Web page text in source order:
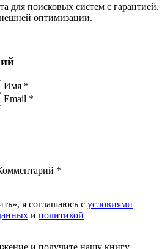
для поисковых систем с гарантией.
оптимизации.
Имя *
Email *
*
я соглашаюсь с условиями
и политикой
и получите нашу книгу